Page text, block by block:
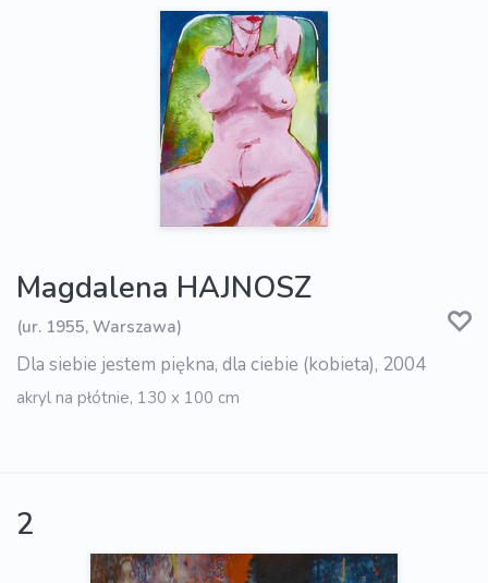
Magdalena HAJNOSZ
(ur. 1955, Warszawa)
Dla siebie jestem piękna, dla ciebie (kobieta), 2004
akryl na płótnie, 130 x 100 cm
2